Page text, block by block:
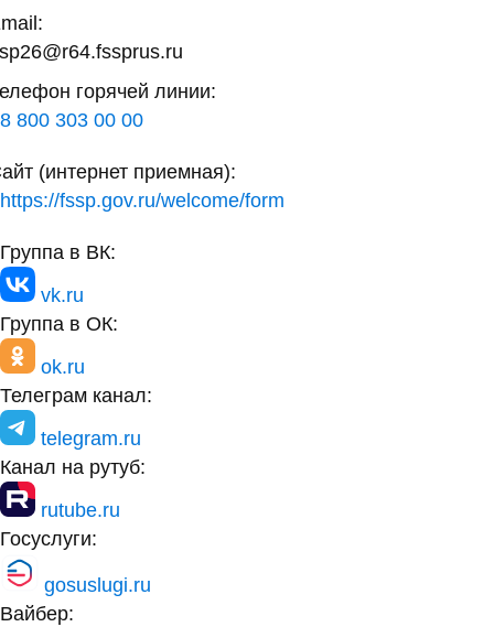
горячей линии:
8 800 303 00 00
(интернет приемная):
https://fssp.gov.ru/welcome/form
Группа в ВК:
vk.ru
Группа в ОК:
ok.ru
Телеграм канал:
telegram.ru
Канал на рутуб:
rutube.ru
Госуслуги:
gosuslugi.ru
Вайбер: